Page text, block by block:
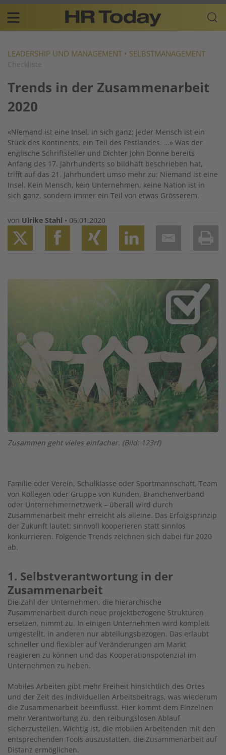
Skip
content
Plattform
für
Resources
navigation
DE
LEADERSHIP UND MANAGEMENT • SELBSTMANAGEMENT
Checkliste
Trends in der Zusammenarbeit
2020
«Niemand ist eine Insel, in sich ganz; jeder Mensch ist ein
Stück des Kontinents, ein Teil des Festlandes. …» Was der
englische Schriftsteller und Dichter John Donne bereits
Anfang des 17. Jahrhunderts so bildhaft beschrieben hat,
trifft auf das 21. Jahrhundert umso mehr zu: Niemand ist eine
Insel. Kein Mensch, kein Unternehmen, keine Nation ist in
sich ganz, sondern immer ein Teil von etwas Grösserem.
von Ulrike Stahl • 06.01.2020
Zusammen geht vieles einfacher. (Bild: 123rf)
Familie oder Verein, Schulklasse oder Sportmannschaft, Team
von Kollegen oder Gruppe von Kunden, Branchenverband
oder Unternehmernetzwerk – überall wird durch
Zusammenarbeit mehr erreicht als alleine. Das Erfolgsprinzip
der Zukunft lautet: sinnvoll kooperieren statt sinnlos
konkurrieren. Folgende Trends zeichnen sich dabei für 2020
ab.
1. Selbstverantwortung in der
Zusammenarbeit
Die Zahl der Unternehmen, die hierarchische
Zusammenarbeit durch neue projektbezogene Strukturen
ersetzen, nimmt zu. In einigen Unternehmen wird komplett
umgestellt, in anderen nur abteilungsbezogen. Das erlaubt
schneller und flexibler auf Veränderungen am Markt
reagieren zu können und das Kooperationspotenzial im
Unternehmen zu heben.
Mobiles Arbeiten gibt mehr Freiheit hinsichtlich des Ortes
und der Zeit des individuellen Arbeitsbeitrags, was wiederum
die Zusammenarbeit beeinflusst. Hier kommt dem Einzelnen
mehr Verantwortung zu, den reibungslosen Ablauf
sicherzustellen. Wichtig ist, die mobilen Arbeitenden mit den
entsprechenden Tools auszustatten, die Zusammenarbeit auf
Distanz ermöglichen.